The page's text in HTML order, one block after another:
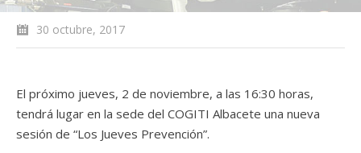
30 octubre, 2017
El próximo jueves, 2 de noviembre, a las 16:30 horas,
tendrá lugar en la sede del COGITI Albacete una nueva
sesión de “Los Jueves Prevención”.